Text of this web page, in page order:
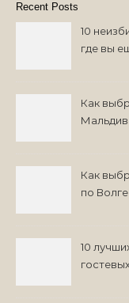
Recent Posts
10
где вы
Как
Как
по Волге
10